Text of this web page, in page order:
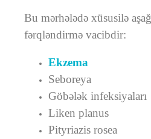
Bu mərhələdə xüsusilə
fərqləndirmə vacibdir:
Ekzema
Seboreya
Göbələk infeksiyaları
Liken planus
Pityriazis rosea